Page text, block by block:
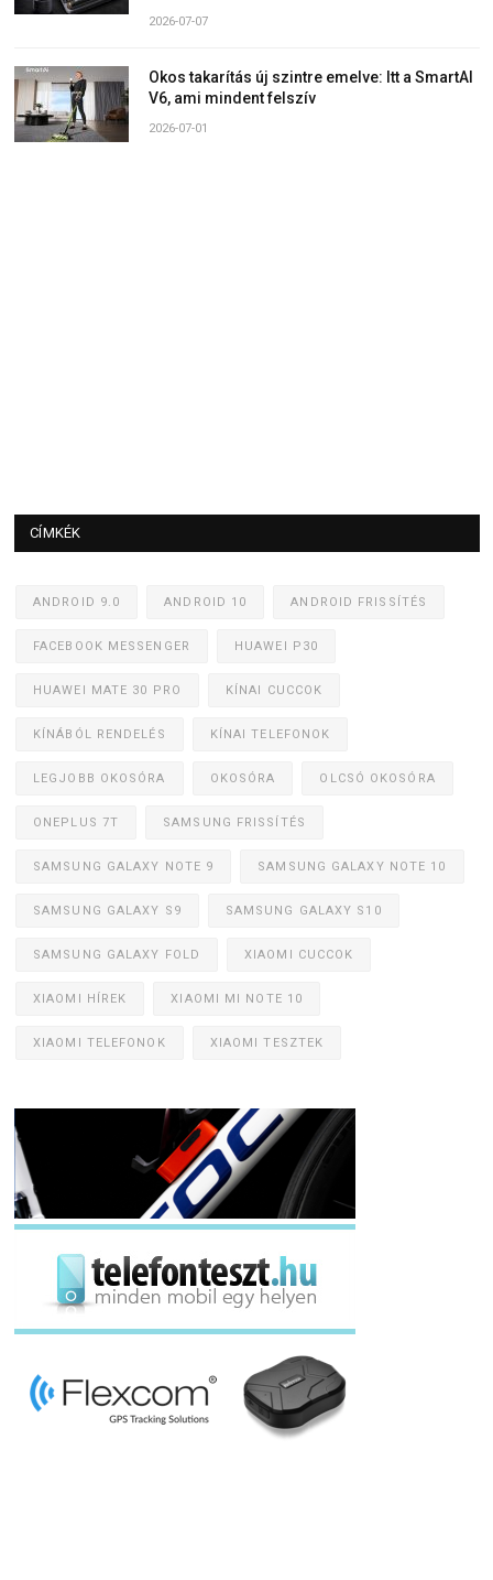
2026-07-07
Okos takarítás új szintre emelve: Itt a SmartAI
V6, ami mindent felszív
2026-07-01
CÍMKÉK
ANDROID 9.0 ANDROID 10 ANDROID FRISSÍTÉS
FACEBOOK MESSENGER HUAWEI P30
HUAWEI MATE 30 PRO KÍNAI CUCCOK
KÍNÁBÓL RENDELÉS KÍNAI TELEFONOK
LEGJOBB OKOSÓRA OKOSÓRA OLCSÓ OKOSÓRA
ONEPLUS 7T SAMSUNG FRISSÍTÉS
SAMSUNG GALAXY NOTE 9 SAMSUNG GALAXY NOTE 10
SAMSUNG GALAXY S9 SAMSUNG GALAXY S10
SAMSUNG GALAXY FOLD XIAOMI CUCCOK
XIAOMI HÍREK XIAOMI MI NOTE 10
XIAOMI TELEFONOK XIAOMI TESZTEK